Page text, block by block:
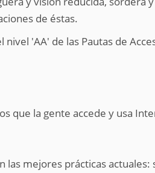
de éstas.
'AA' de las Pautas de
que la gente accede y usa
mejores prácticas